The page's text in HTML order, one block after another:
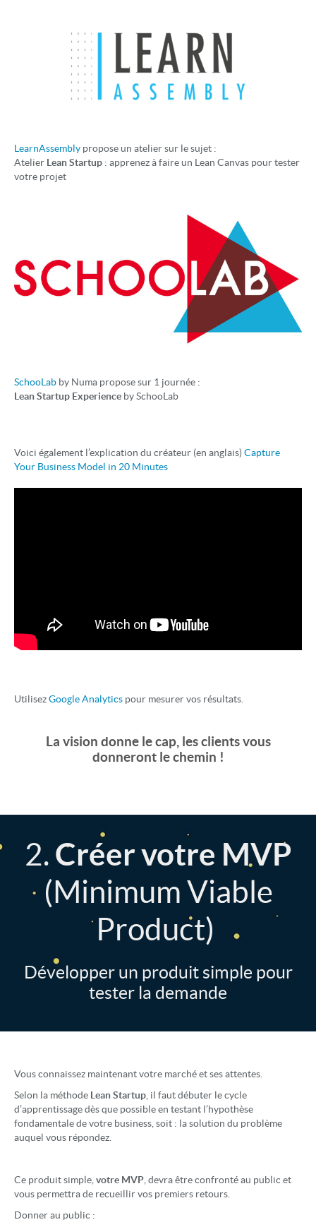
LearnAssembly propose un atelier sur le sujet :
Atelier Lean Startup : apprenez à faire un Lean Canvas pour tester
votre projet
SchooLab by Numa propose sur 1 journée :
Lean Startup Experience by SchooLab
Voici également l’explication du créateur (en anglais)Capture
Your Business Model in 20 Minutes
UtilisezGoogle Analytics pour mesurer vos résultats.
La vision donne le cap, les clients vous
donneront le chemin !
2. Créer votre MVP
(Minimum Viable
Product)
Développer un produit simple pour
tester la demande
Vous connaissez maintenant votre marché et ses attentes.
Selon la méthode Lean Startup, il faut débuter le cycle
d’apprentissage dès que possible en testant l’hypothèse
fondamentale de votre business, soit : la solution du problème
auquel vous répondez.
Ce produit simple,votre MVP, devra être confronté au public et
vous permettra de recueillir vos premiers retours.
Donner au public :